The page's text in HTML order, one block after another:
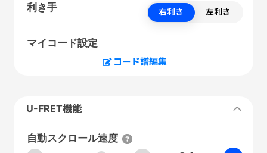
利き手 右利き 左利き
マイコード設定
コード譜編集
U-FRET機能
自動スクロール速度